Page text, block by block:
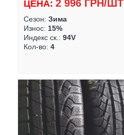
ЦЕНА: 2 996 ГРН/ШТ
Сезон: Зима
Износ: 15%
Индекс ск.: 94V
Кол-во: 4